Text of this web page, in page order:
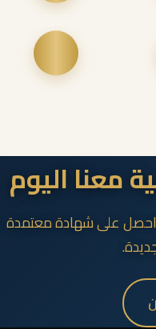
معنا اليوم
على شهادة معتمدة